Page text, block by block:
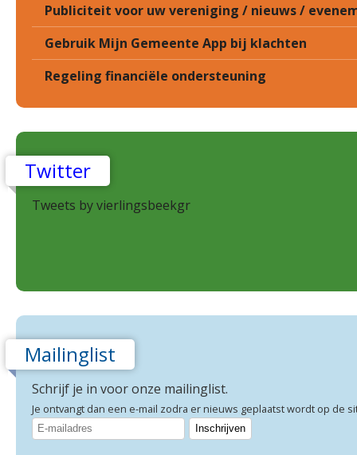
Publiciteit voor uw vereniging / nieuws /
Gebruik Mijn Gemeente App bij klachten
Regeling financiële ondersteuning
Twitter
Tweets by vierlingsbeekgr
Mailinglist
Schrijf je in voor onze mailinglist.
Je ontvangt dan een e-mail zodra er nieuws geplaatst wordt op de